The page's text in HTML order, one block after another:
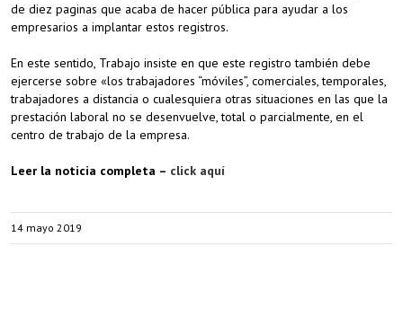
de diez paginas que acaba de hacer pública para ayudar a los
empresarios a implantar estos registros.
En este sentido, Trabajo insiste en que este registro también debe
ejercerse sobre «los trabajadores “móviles”, comerciales, temporales,
trabajadores a distancia o cualesquiera otras situaciones en las que la
prestación laboral no se desenvuelve, total o parcialmente, en el
centro de trabajo de la empresa.
Leer la noticia completa – click aquí
14 mayo 2019